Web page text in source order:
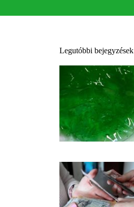
Legutóbbi bejegyzések